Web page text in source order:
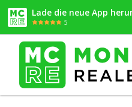
Lade die neue App
5